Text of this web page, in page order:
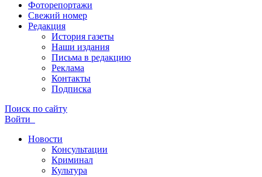
Фоторепортажи
Свежий номер
Редакция
История газеты
Наши издания
Письма в редакцию
Реклама
Контакты
Подписка
Поиск по сайту
Войти
Новости
Консультации
Криминал
Культура